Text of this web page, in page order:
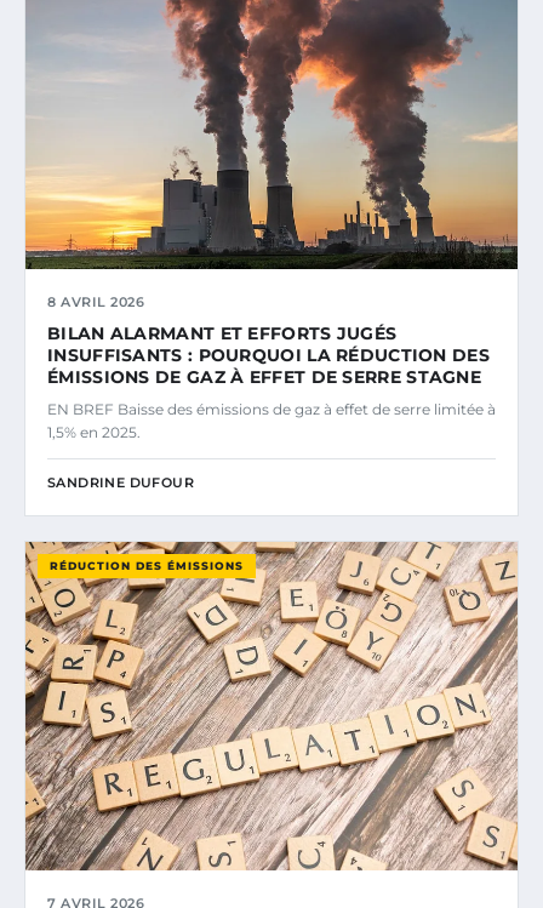
8 AVRIL 2026
BILAN ALARMANT ET EFFORTS JUGÉS
INSUFFISANTS : POURQUOI LA RÉDUCTION DES
ÉMISSIONS DE GAZ À EFFET DE SERRE STAGNE
EN BREF Baisse des émissions de gaz à effet de serre limitée à
1,5% en 2025.
SANDRINE DUFOUR
RÉDUCTION DES ÉMISSIONS
7 AVRIL 2026